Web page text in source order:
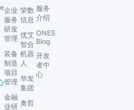
企业
服务
研发
管理
装备
制造
项目
管理
金融
业研
荣数
信息
优艾
智合
机器
人
华发
集团
奥哲
服务
介绍
ONES
Blog
开发
者中
心